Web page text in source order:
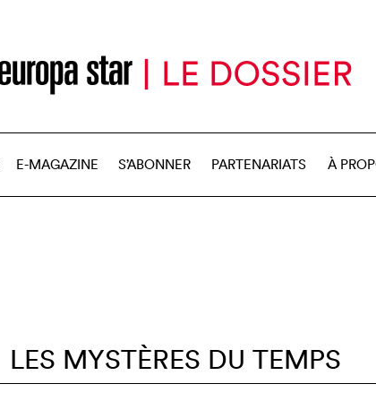
E-MAGAZINE S’ABONNER PARTENARIATS À
LES MYSTÈRES DU TEMPS